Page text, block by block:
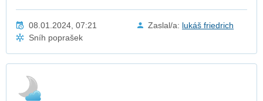
08.01.2024, 07:21 Zaslal/a: lukáš friedrich
Sníh poprašek